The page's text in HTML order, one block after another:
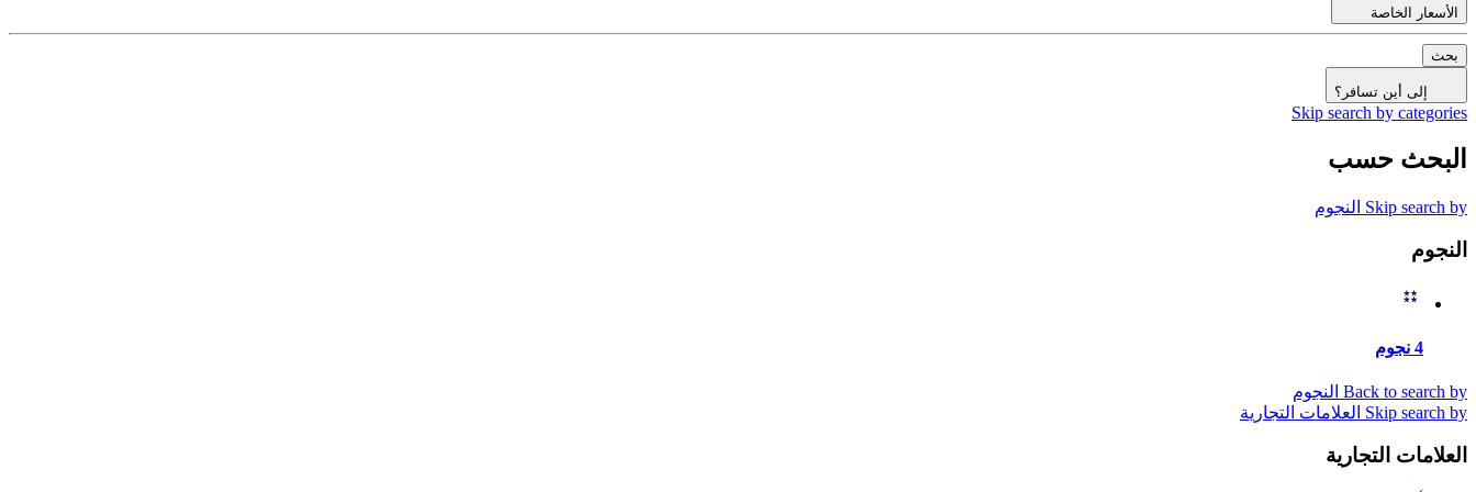
الأسعار الخاصة
بحث
Skip search by categories
البحث حسب
Skip search by النجوم
النجوم
4 نجوم
Back to search by النجوم
Skip search by العلامات التجارية
العلامات التجارية